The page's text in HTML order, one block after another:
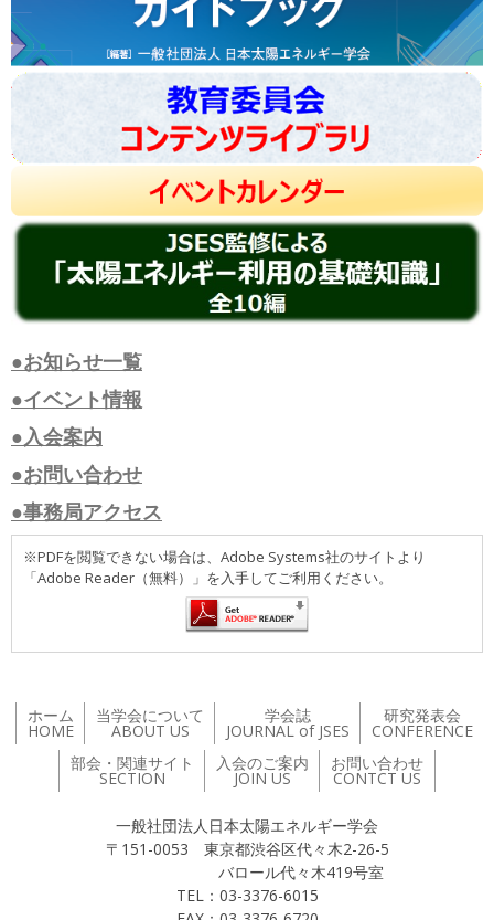
●お知らせ一覧
●イベント情報
●入会案内
●お問い合わせ
●事務局アクセス
※PDFを閲覧できない場合は、Adobe Systems社のサイトより
「Adobe Reader（無料）」を入手してご利用ください。
ホーム
HOME
当学会について
ABOUT US
学会誌
JOURNAL of JSES
研究発表会
CONFERENCE
部会・関連サイト
SECTION
入会のご案内
JOIN US
お問い合わせ
CONTCT US
一般社団法人日本太陽エネルギー学会
〒151-0053 東京都渋谷区代々木2-26-5
バロール代々木419号室
TEL：03-3376-6015